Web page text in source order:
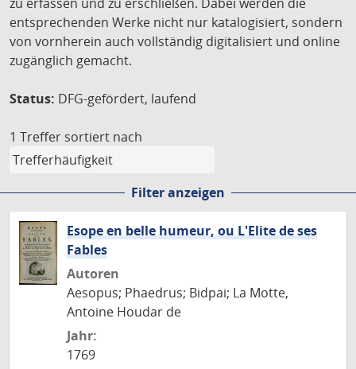
entsprechenden Werke nicht nur katalogisiert, sondern
von vornherein auch vollständig digitalisiert und online
zugänglich gemacht.
Status: DFG-gefördert, laufend
1 Treffer sortiert nach
Filter anzeigen
Esope en belle humeur, ou L'Elite de ses
Fables
Autoren
Aesopus; Phaedrus; Bidpai; La Motte,
Antoine Houdar de
Jahr:
1769